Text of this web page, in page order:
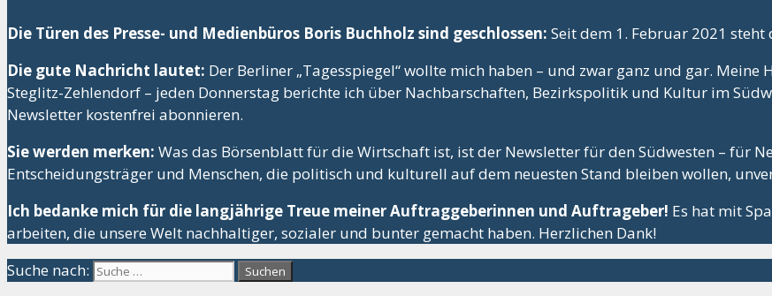
Die Türen des Presse- und Medienbüros Boris Buchholz sind geschlossen: Seit dem 1. Februar 2021
Die gute Nachricht lautet: Der Berliner „Tagesspiegel“ wollte mich haben – und zwar ganz und gar.
Steglitz-Zehlendorf – jeden Donnerstag berichte ich über Nachbarschaften, Bezirkspolitik und Kultur im
Newsletter kostenfrei abonnieren.
Sie werden merken: Was das Börsenblatt für die Wirtschaft ist, ist der Newsletter für den Südwesten – für
Entscheidungsträger und Menschen, die politisch und kulturell auf dem neuesten Stand bleiben wollen,
Ich bedanke mich für die langjährige Treue meiner Auftraggeberinnen und Auftrageber! Es hat mit
arbeiten, die unsere Welt nachhaltiger, sozialer und bunter gemacht haben. Herzlichen Dank!
Suche nach: